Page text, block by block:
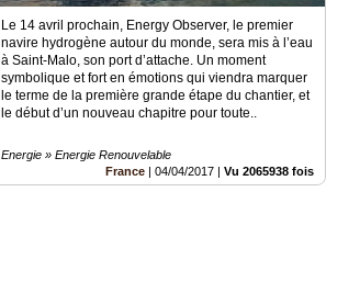
Le 14 avril prochain, Energy Observer, le premier
navire hydrogène autour du monde, sera mis à l’eau
à Saint-Malo, son port d’attache. Un moment
symbolique et fort en émotions qui viendra marquer
le terme de la première grande étape du chantier, et
le début d’un nouveau chapitre pour toute..
Energie » Energie Renouvelable
France |04/04/2017 |Vu 2065938 fois